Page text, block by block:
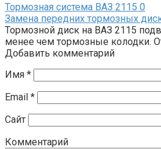
Тормозная система ВАЗ 2115 0
Замена передних тормозных
Тормозной диск на ВАЗ 2115
менее чем тормозные колодки.
Добавить комментарий
Имя *
Email *
Сайт
Комментарий